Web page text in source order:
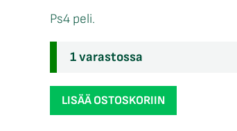
Ps4 peli.
1 varastossa
Lego
the
LISÄÄ OSTOSKORIIN